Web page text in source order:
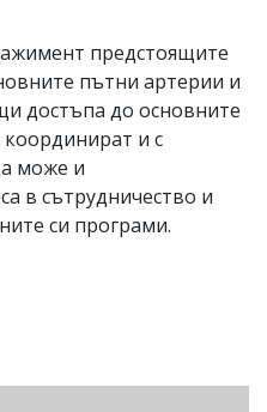
предстоящите
пътни артерии и
достъпа до основните
координират и с
може и
в сътрудничество и
си програми.